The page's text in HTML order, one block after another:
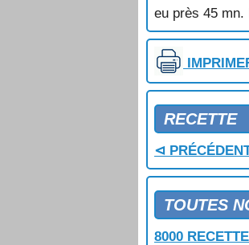
eu près 45 mn.
RECETTE
⊲
TOUTES
8000